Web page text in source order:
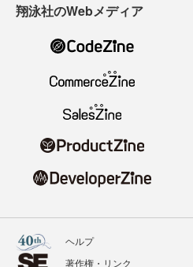
翔泳社のWebメディア
ヘルプ
著作権・リンク